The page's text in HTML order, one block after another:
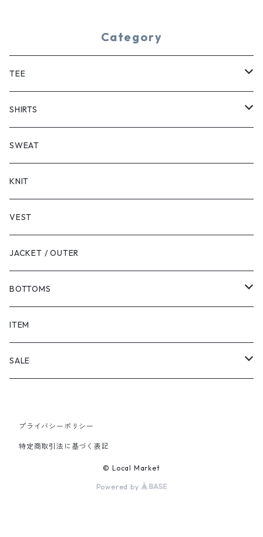
Category
TEE
SHORT SLEEVE
LONG SLEEVE
SHIRTS
SHORT SLEEVE
LONG SLEEVE
SWEAT
KNIT
VEST
JACKET / OUTER
BOTTOMS
SHORTS
PANTS
ITEM
SALE
PANTS
プライバシーポリシー
特定商取引法に基づく表記
© Local Market
Powered by